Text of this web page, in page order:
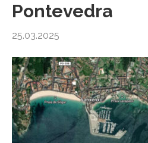
Pontevedra
25.03.2025